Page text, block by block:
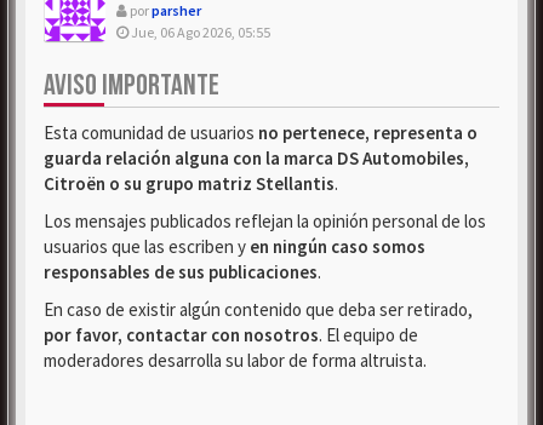
porparsher
Jue, 06 Ago 2026, 05:55
AVISO IMPORTANTE
Esta comunidad de usuarios no pertenece, representa o
guarda relación alguna con la marca DS Automobiles,
Citroën o su grupo matriz Stellantis.
Los mensajes publicados reflejan la opinión personal de los
usuarios que las escriben y en ningún caso somos
responsables de sus publicaciones.
En caso de existir algún contenido que deba ser retirado,
por favor, contactar con nosotros. El equipo de
moderadores desarrolla su labor de forma altruista.